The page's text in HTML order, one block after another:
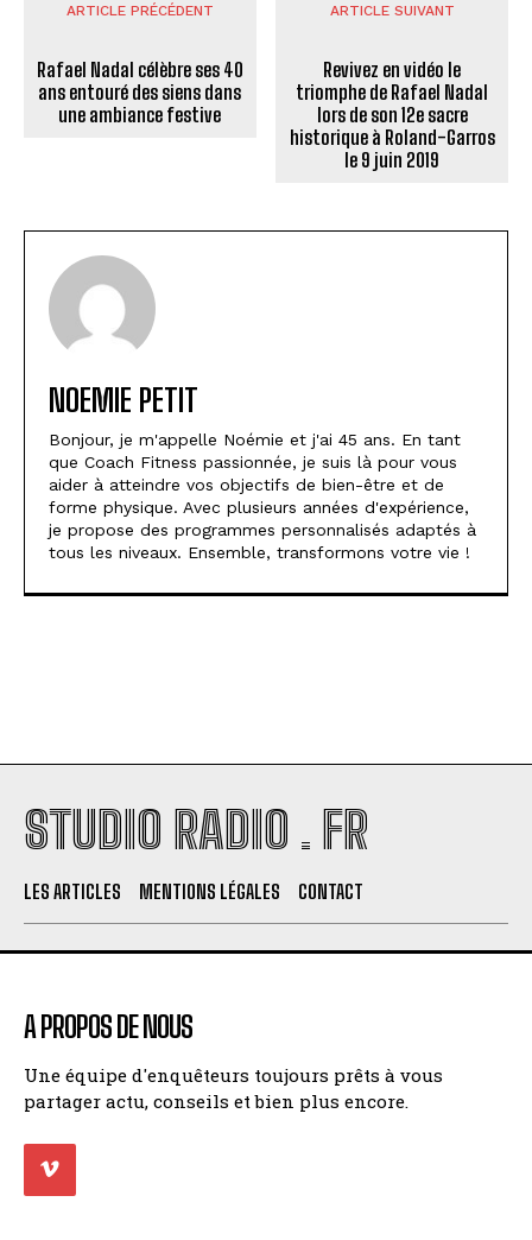
ARTICLE PRÉCÉDENT
Rafael Nadal célèbre ses 40
ans entouré des siens dans
une ambiance festive
ARTICLE SUIVANT
Revivez en vidéo le
triomphe de Rafael Nadal
lors de son 12e sacre
historique à Roland-Garros
le 9 juin 2019
NOEMIE PETIT
Bonjour, je m'appelle Noémie et j'ai 45 ans. En tant
que Coach Fitness passionnée, je suis là pour vous
aider à atteindre vos objectifs de bien-être et de
forme physique. Avec plusieurs années d'expérience,
je propose des programmes personnalisés adaptés à
tous les niveaux. Ensemble, transformons votre vie !
STUDIO RADIO . FR
LES ARTICLES MENTIONS LÉGALES CONTACT
A PROPOS DE NOUS
Une équipe d'enquêteurs toujours prêts à vous
partager actu, conseils et bien plus encore.